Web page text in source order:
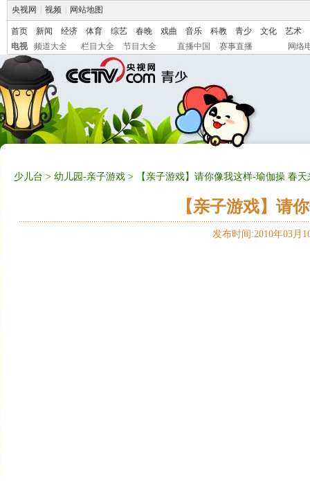
央视网 视频 网站地图
首页 新闻 经济 体育 综艺 春晚 戏曲 音乐 科教 青少 文化
艺术
电视
频道大全 栏目大全 节目大全 直播中国 赛事直播 网络
少儿台 > 幼儿园-亲子游戏 > 【亲子游戏】请你像我这样-瑜伽操 春天
【亲子游戏】请
发布时间:2010年03月